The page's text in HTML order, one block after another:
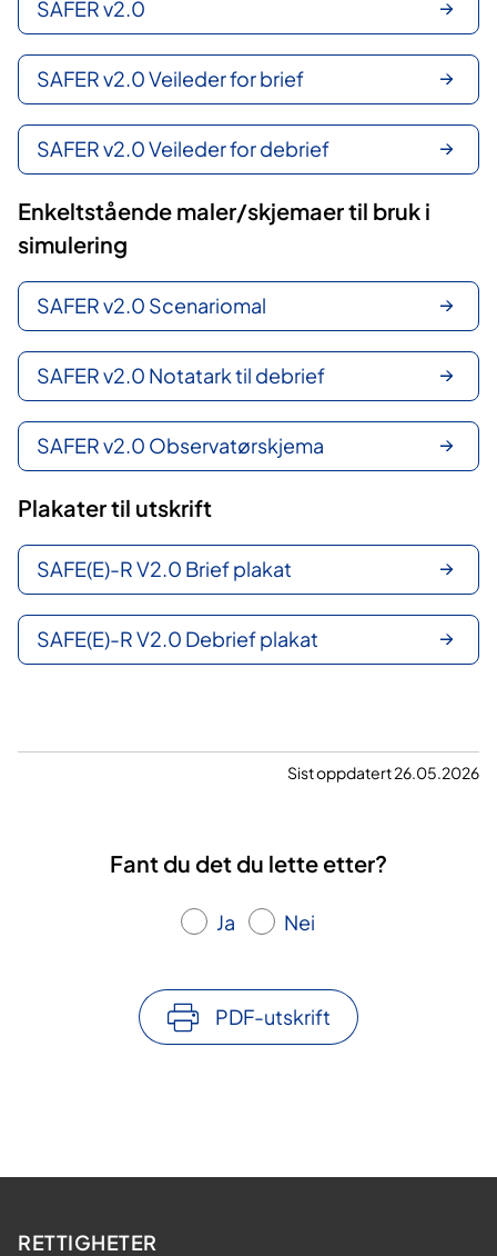
SAFER v2.0
SAFER v2.0 Veileder for brief
SAFER v2.0 Veileder for debrief
Enkeltstående maler/skjemaer til bruk i
simulering
SAFER v2.0 Scenariomal
SAFER v2.0 Notatark til debrief
SAFER v2.0 Observatørskjema
Plakater til utskrift
SAFE(E)-R V2.0 Brief plakat
SAFE(E)-R V2.0 Debrief plakat
Sist oppdatert 26.05.2026
Fant du det du lette etter?
Ja Nei
PDF-utskrift
RETTIGHETER